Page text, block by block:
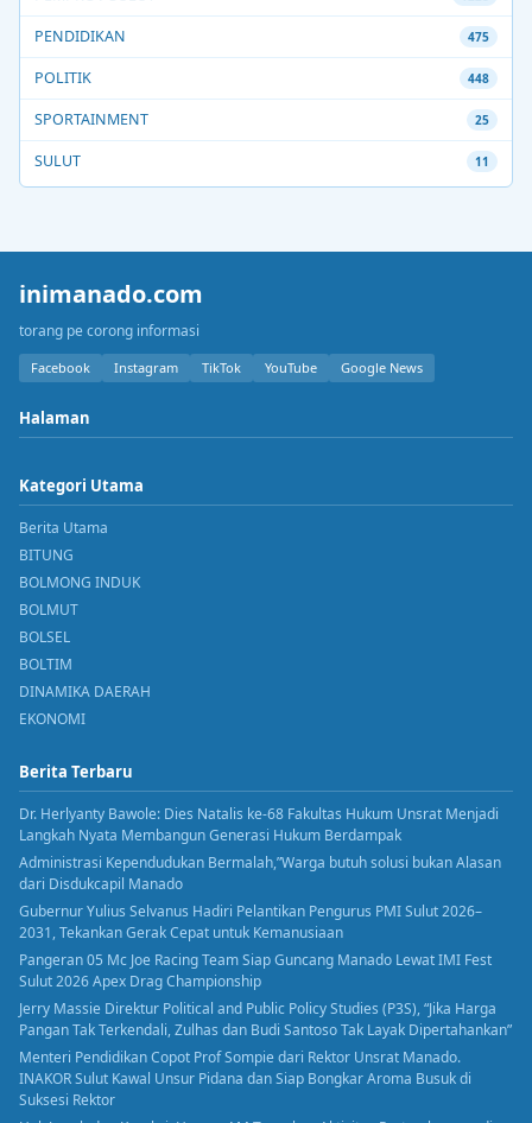
PENDIDIKAN 475
POLITIK 448
SPORTAINMENT 25
SULUT 11
inimanado.com
torang pe corong informasi
Facebook Instagram TikTok YouTube Google News
Halaman
Kategori Utama
Berita Utama
BITUNG
BOLMONG INDUK
BOLMUT
BOLSEL
BOLTIM
DINAMIKA DAERAH
EKONOMI
Berita Terbaru
Dr. Herlyanty Bawole: Dies Natalis ke-68 Fakultas Hukum Unsrat Menjadi
Langkah Nyata Membangun Generasi Hukum Berdampak
Administrasi Kependudukan Bermalah,”Warga butuh solusi bukan Alasan
dari Disdukcapil Manado
Gubernur Yulius Selvanus Hadiri Pelantikan Pengurus PMI Sulut 2026–
2031, Tekankan Gerak Cepat untuk Kemanusiaan
Pangeran 05 Mc Joe Racing Team Siap Guncang Manado Lewat IMI Fest
Sulut 2026 Apex Drag Championship
Jerry Massie Direktur Political and Public Policy Studies (P3S), “Jika Harga
Pangan Tak Terkendali, Zulhas dan Budi Santoso Tak Layak Dipertahankan”
Menteri Pendidikan Copot Prof Sompie dari Rektor Unsrat Manado.
INAKOR Sulut Kawal Unsur Pidana dan Siap Bongkar Aroma Busuk di
Suksesi Rektor